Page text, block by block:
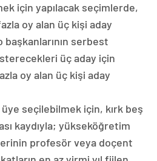
için yapılacak seçimlerde,
oy alan üç kişi aday
başkanlarının serbest
üç aday için
oy alan üç kişi aday
seçilebilmek için, kırk beş
kaydıyla; yükseköğretim
profesör veya doçent